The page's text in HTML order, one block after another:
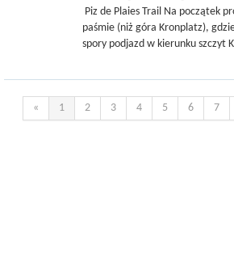
Piz de Plaies Trail Na początek
paśmie (niż góra Kronplatz),
spory podjazd w kierunku szczyt
« 1 2 3 4 5 6 7